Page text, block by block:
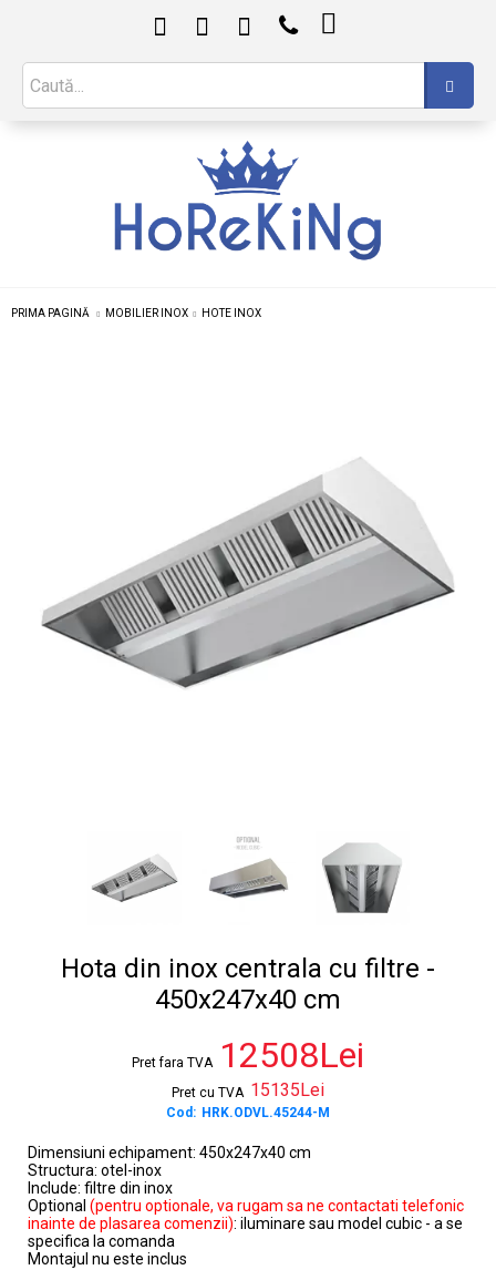

PRIMA PAGINĂ MOBILIER INOX HOTE INOX
Hota din inox centrala cu filtre -
450x247x40 cm
Pret fara TVA 12508Lei
Pret cu TVA 15135Lei
Cod: HRK.ODVL.45244-M
Dimensiuni echipament: 450x247x40 cm
Structura: otel-inox
Include: filtre din inox
Optional (pentru optionale, va rugam sa ne contactati telefonic
inainte de plasarea comenzii): iluminare sau model cubic - a se
specifica la comanda
Montajul nu este inclus